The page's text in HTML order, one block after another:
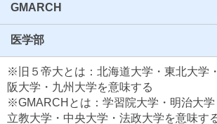
最近見た学校
東京都立蔵前工科高等学校
ブックマークした学校
GMARCH
医学部
※旧５帝大とは：北海道大学・東北大学
阪大学・九州大学を意味する
※GMARCHとは：学習院大学・明治大学
立教大学・中央大学・法政大学を意味す